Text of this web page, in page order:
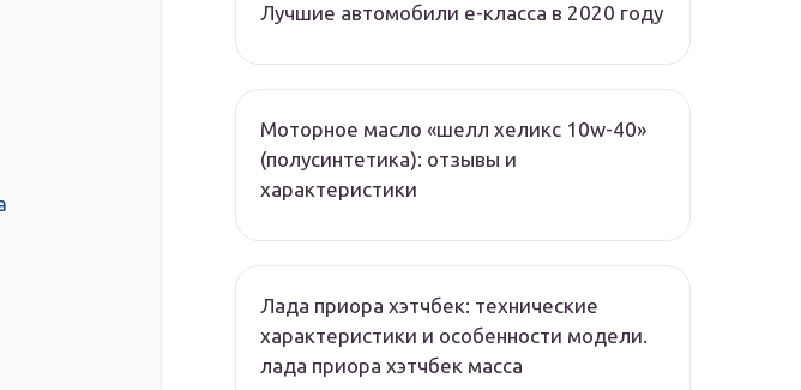
Лучшие автомобили e-класса в 2020 году
Моторное масло «шелл хеликс 10w-40»
(полусинтетика): отзывы и
характеристики
Лада приора хэтчбек: технические
характеристики и особенности модели.
лада приора хэтчбек масса